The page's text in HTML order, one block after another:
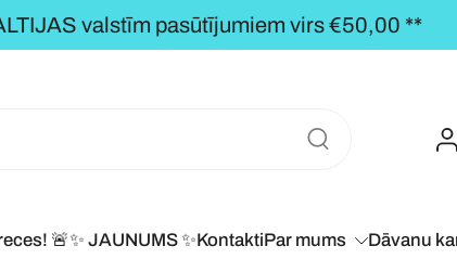
valstīm pasūtījumiem virs €50,00 **
🚨✨ JAUNUMS ✨KontaktiPar mums Dāvanu